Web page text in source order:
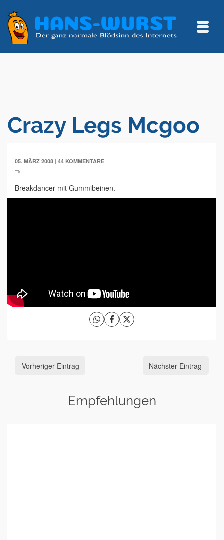
Crazy Legs Mcgoo
05. MÄRZ 2008 | 44 KOMMENTARE
Breakdancer mit Gummibeinen.
Vorheriger Eintrag Nächster Eintrag
Empfehlungen